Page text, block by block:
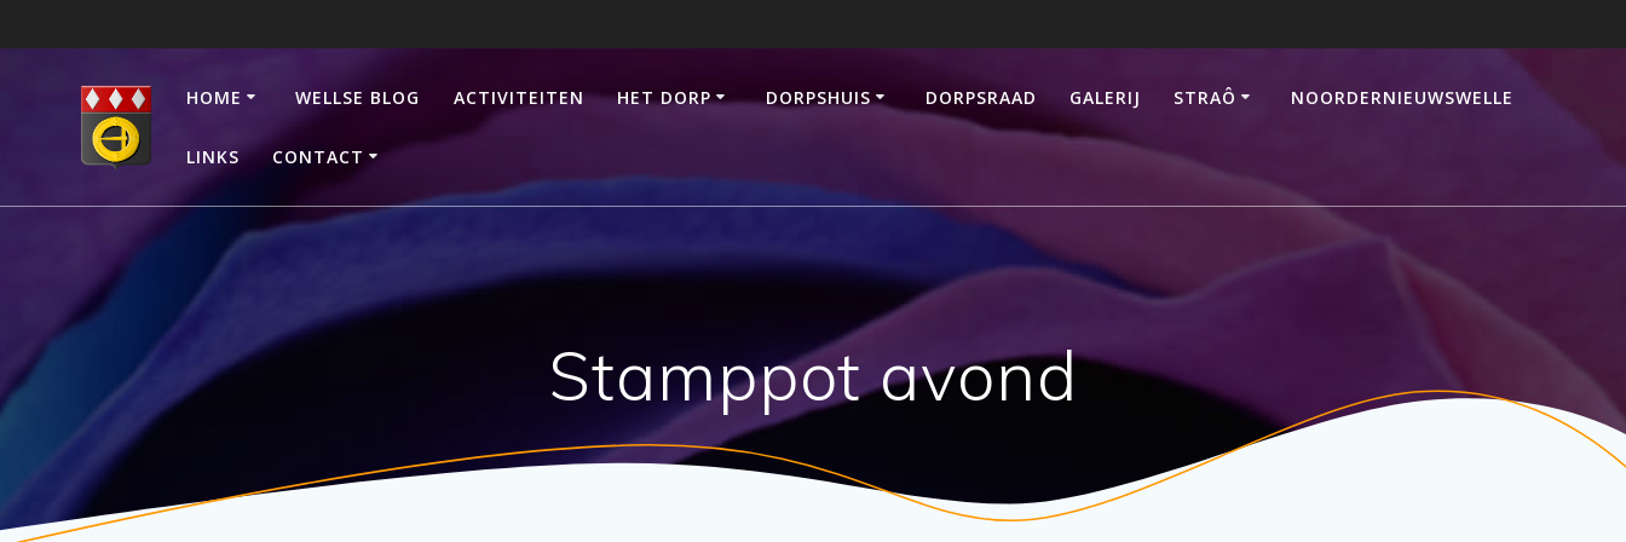
naar
HOME WELLSE BLOG ACTIVITEITEN HET DORP DORPSHUIS DORPSRAAD GALERIJ STRAÔ NOORDERNIEUWSWELLE
LINKS CONTACT
Stamppot avond